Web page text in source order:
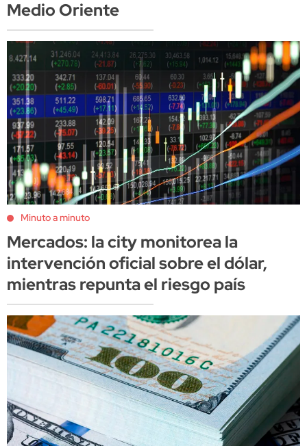
Medio Oriente
Minuto a minuto
Mercados: la city monitorea la
intervención oficial sobre el dólar,
mientras repunta el riesgo país